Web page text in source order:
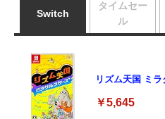
Switch
リズム天国 ミ
￥5,645
タイムセー
ル